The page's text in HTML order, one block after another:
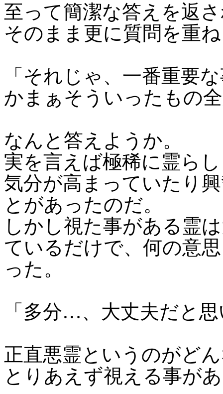
至って簡潔な答えを返
そのまま更に質問を重
「それじゃ、一番重要
かまぁそういったもの
なんと答えようか。
実を言えば極稀に霊ら
気分が高まっていたり
とがあったのだ。
しかし視た事がある霊
ているだけで、何の意
った。
「多分…、大丈夫だと
正直悪霊というのがど
とりあえず視える事が